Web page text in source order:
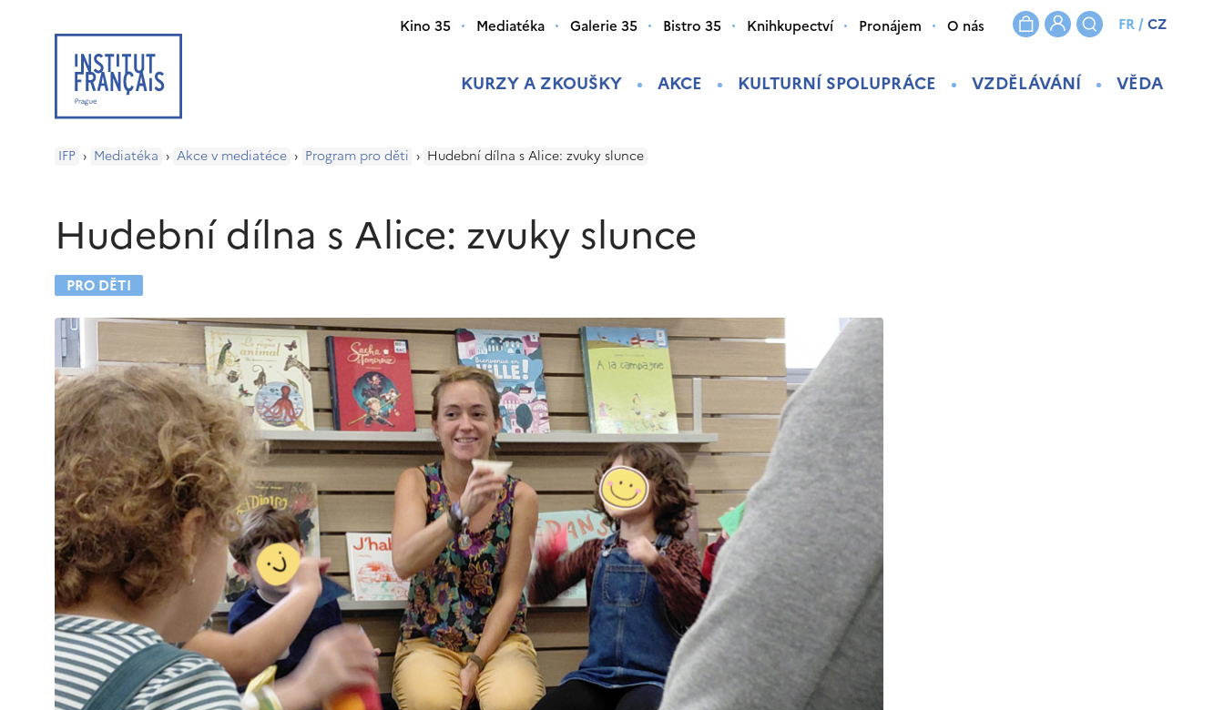
KURZY A ZKOUŠKY AKCE KULTURNÍ SPOLUPRÁCE VZDĚLÁVÁNÍ VĚDA
Kino 35 Mediatéka Galerie 35 Bistro 35 Knihkupectví Pronájem O nás FR/CZ
IFP › Mediatéka › Akce v mediatéce › Program pro děti › Hudební dílna s Alice: zvuky slunce
Hudební dílna s Alice: zvuky slunce
PRO DĚTI